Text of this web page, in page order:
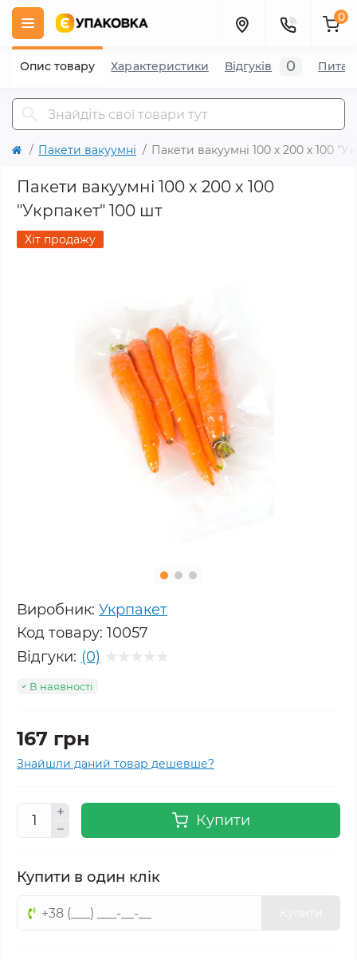
0
Пакети вакуумні Пакети вакуумні 100 х 200 х 100
Пакети вакуумні 100 х 200 х 100
"Укрпакет" 100 шт
Хіт продажу
Виробник: Укрпакет
Код товару: 10057
Відгуки: (0)
В наявності
167 грн
Знайшли даний товар дешевше?
Купити
Купити в один клік
Опис товару Характеристики Відгуків 0